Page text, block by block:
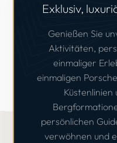
Exklusiv,
Genießen Sie
Aktivitäten,
einmaliger
einmaligen
persönlichen
verwöhnen und